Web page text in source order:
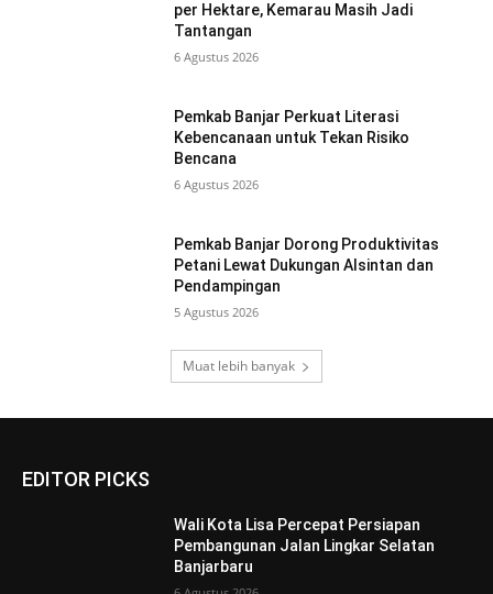
per Hektare, Kemarau Masih Jadi
Tantangan
6 Agustus 2026
Pemkab Banjar Perkuat Literasi
Kebencanaan untuk Tekan Risiko
Bencana
6 Agustus 2026
Pemkab Banjar Dorong Produktivitas
Petani Lewat Dukungan Alsintan dan
Pendampingan
5 Agustus 2026
Muat lebih banyak
EDITOR PICKS
Wali Kota Lisa Percepat Persiapan
Pembangunan Jalan Lingkar Selatan
Banjarbaru